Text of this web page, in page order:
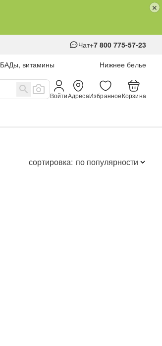
Чат+7 800 775-57-23
БАДы, витамины Нижнее белье
ВойтиАдресаИзбранноеКорзина
сортировка: по популярности